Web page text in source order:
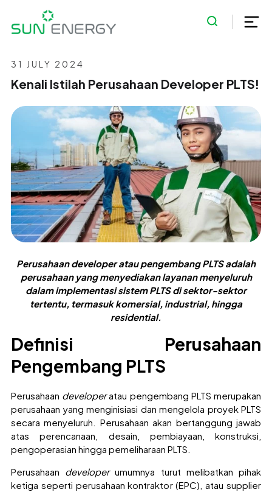
31 JULY 2024
Kenali Istilah Perusahaan Developer PLTS!
Perusahaan developer atau pengembang PLTS adalah
perusahaan yang menyediakan layanan menyeluruh
dalam implementasi sistem PLTS di sektor-sektor
tertentu, termasuk komersial, industrial, hingga
residential.
Definisi Perusahaan
Pengembang PLTS
Perusahaan developeratau pengembang PLTS merupakan
perusahaan yang menginisiasi dan mengelola proyek PLTS
secara menyeluruh. Perusahaan akan bertanggung jawab
atas perencanaan, desain, pembiayaan, konstruksi,
pengoperasian hingga pemeliharaan PLTS.
Perusahaan developerumumnya turut melibatkan pihak
ketiga seperti perusahaan kontraktor (EPC), atau supplier